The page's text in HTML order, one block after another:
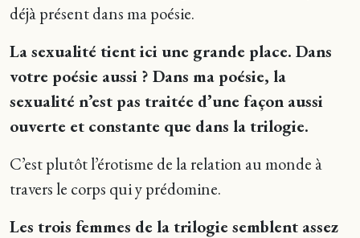
déjà présent dans ma poésie.
La sexualité tient ici une grande place. Dans
votre poésie aussi ? Dans ma poésie, la
sexualité n’est pas traitée d’une façon aussi
ouverte et constante que dans la trilogie.
C’est plutôt l’érotisme de la relation au monde à
travers le corps qui y prédomine.
Les trois femmes de la trilogie semblent assez